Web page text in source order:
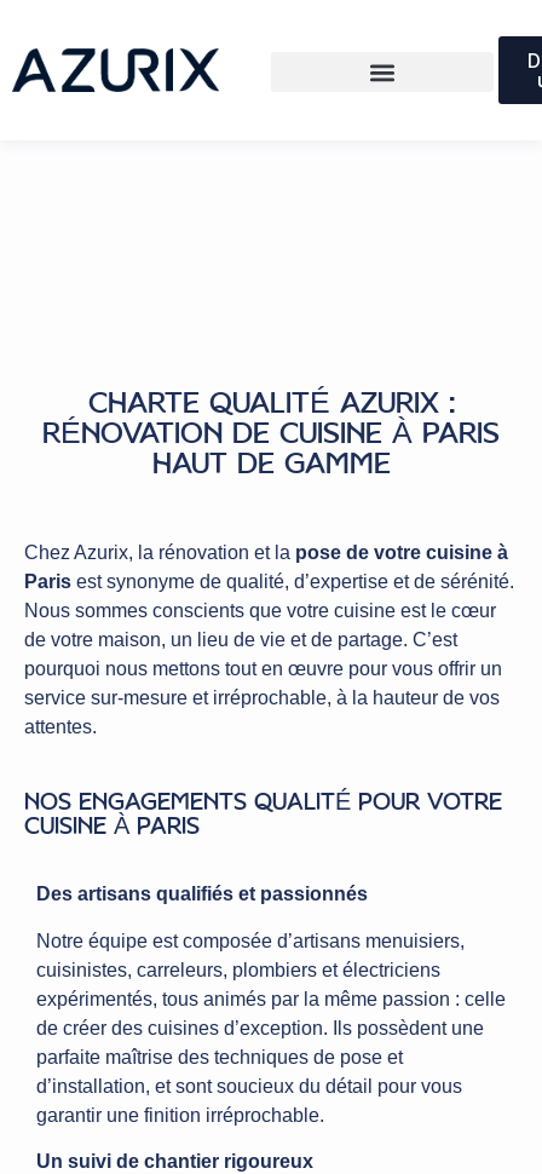
CHARTE QUALITÉ AZURIX :
RÉNOVATION DE CUISINE À PARIS
HAUT DE GAMME
Chez Azurix, la rénovation et la pose de votre cuisine à
Paris est synonyme de qualité, d’expertise et de sérénité.
Nous sommes conscients que votre cuisine est le cœur
de votre maison, un lieu de vie et de partage. C’est
pourquoi nous mettons tout en œuvre pour vous offrir un
service sur-mesure et irréprochable, à la hauteur de vos
attentes.
NOS ENGAGEMENTS QUALITÉ POUR VOTRE
CUISINE À PARIS
Des artisans qualifiés et passionnés
Notre équipe est composée d’artisans menuisiers,
cuisinistes, carreleurs, plombiers et électriciens
expérimentés, tous animés par la même passion : celle
de créer des cuisines d’exception. Ils possèdent une
parfaite maîtrise des techniques de pose et
d’installation, et sont soucieux du détail pour vous
garantir une finition irréprochable.
Un suivi de chantier rigoureux